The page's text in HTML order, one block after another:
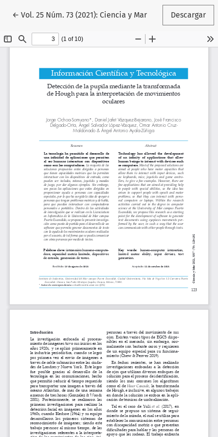
← Volver a los detalles del artículo
Vol. 25 Núm. 73 (2021): Ciencia y Mar Descargar